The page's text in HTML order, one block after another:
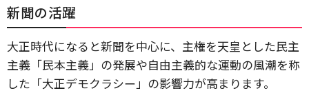
新聞の活躍
大正時代になると新聞を中心に、主権を天皇とした民主
主義「民本主義」の発展や自由主義的な運動の風潮を称
した「大正デモクラシー」の影響力が高まります。